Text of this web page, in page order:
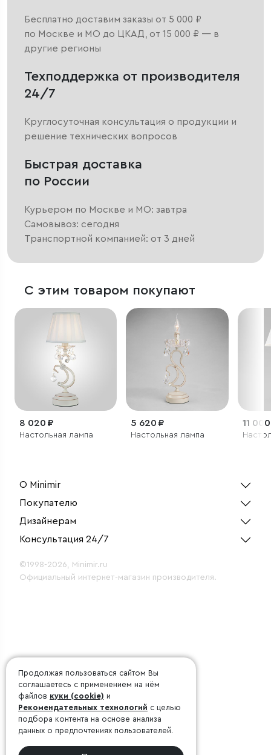
Бесплатно доставим заказы от 5 000 ₽
по Москве и МО до ЦКАД, от 15 000 ₽ — в
другие регионы
Техподдержка от производителя
24/7
Круглосуточная консультация о продукции и
решение технических вопросов
Быстрая доставка
по России
Курьером по Москве и МО: завтра
Самовывоз: сегодня
Транспортной компанией: от 3 дней
С этим товаром покупают
8 020 ₽
Настольная лампа
5 620 ₽
Настольная лампа
11
О Minimir
Покупателю
Дизайнерам
Консультация 24/7
©1998-2026, Minimir.ru
Официальный интернет-магазин производителя.
Продолжая пользоваться сайтом Вы
соглашаетесь с применением на нём
файлов куки (cookie) и
Рекомендательных технологий с целью
подбора контента на основе анализа
данных о предпочтениях пользователей.